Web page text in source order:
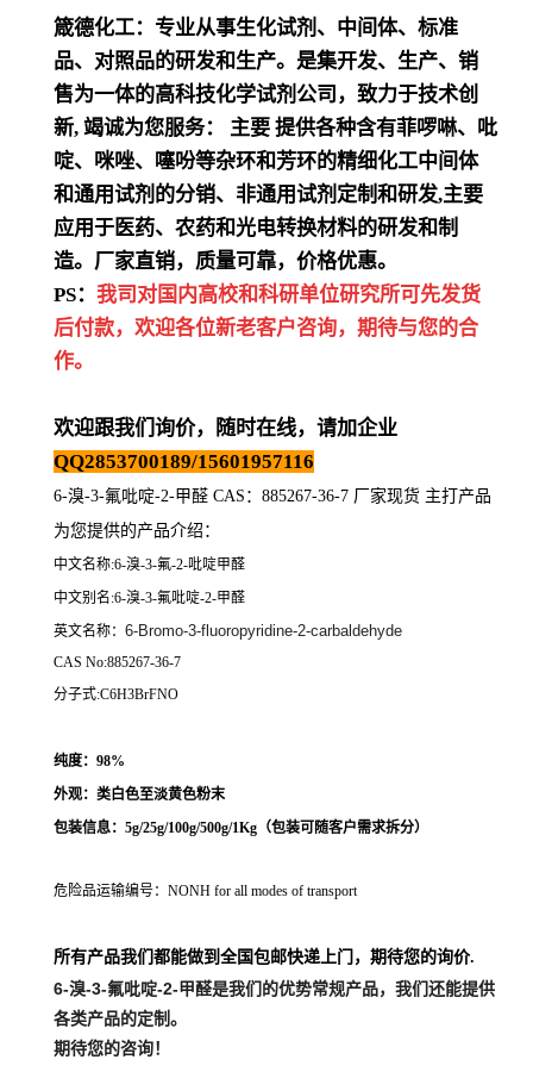
箴德化工：专业从事生化试剂、中间体、标准
品、对照品的研发和生产。是集开发、生产、销
售为一体的高科技化学试剂公司，致力于技术创
新, 竭诚为您服务： 主要 提供各种含有菲啰啉、吡
啶、咪唑、噻吩等杂环和芳环的精细化工中间体
和通用试剂的分销、非通用试剂定制和研发,主要
应用于医药、农药和光电转换材料的研发和制
造。厂家直销，质量可靠，价格优惠。
PS： 我司对国内高校和科研单位研究所可先发货
后付款，欢迎各位新老客户咨询，期待与您的合
作。
欢迎跟我们询价，随时在线，请加企业
QQ2853700189/15601957116
6-溴-3-氟吡啶-2-甲醛 CAS：885267-36-7 厂家现货 主打产品
为您提供的产品介绍 ：
中文名称:6-溴-3-氟-2-吡啶甲醛
中文别名:6-溴-3-氟吡啶-2-甲醛
英文名称： 6-Bromo-3-fluoropyridine-2-carbaldehyde
CAS No:885267-36-7
分子式:C6H3BrFNO
纯度：98%
外观：类白色至淡黄色粉末
包装信息：5g/25g/100g/500g/1Kg（包装可随客户需求拆分）
危险品运输编号：NONH for all modes of transport
所有产品我们都能做到全国包邮快递上门，期待您的询价.
6-溴-3-氟吡啶-2-甲醛是我们的优势常规产品，我们还能提供
各类产品的定制。
期待您的咨询！